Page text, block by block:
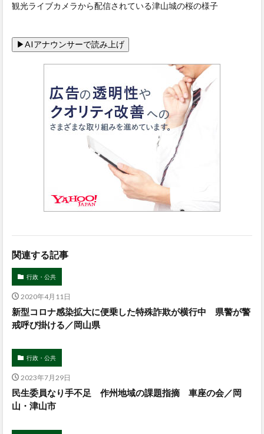
観光ライブカメラから配信されている津山城の桜の様子
関連する記事
行政・公共
2020年4月11日
新型コロナ感染拡大に便乗した特殊詐欺が横行中 県警が警
戒呼び掛ける／岡山県
行政・公共
2023年7月29日
民生委員なり手不足 作州地域の課題指摘 車座の会／岡
山・津山市